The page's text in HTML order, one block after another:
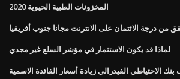
المخزونات الطبية الحيوية 2020
من درجة الائتمان على الانترنت مجانا جنوب أفريقيا
لماذا قد يكون الاستثمار في مؤشر السلع غير مجدي
بنك الاحتياطي الفيدرالي زيادة أسعار الفائدة الاسمية